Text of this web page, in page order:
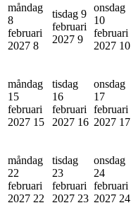
måndag
8
februari
2027 8
tisdag 9
februari
2027 9
onsdag
10
februari
2027 10
måndag
15
februari
2027 15
tisdag
16
februari
2027 16
onsdag
17
februari
2027 17
måndag
22
februari
2027 22
tisdag
23
februari
2027 23
onsdag
24
februari
2027 24